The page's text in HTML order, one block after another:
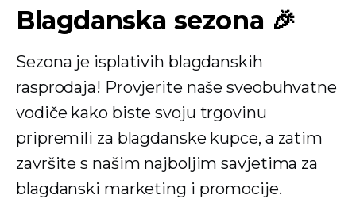
Blagdanska sezona 🎉
Sezona je isplativih blagdanskih
rasprodaja! Provjerite naše sveobuhvatne
vodiče kako biste svoju trgovinu
pripremili za blagdanske kupce, a zatim
završite s našim najboljim savjetima za
blagdanski marketing i promocije.